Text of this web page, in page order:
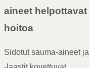
aineet helpottavat
hoitoa
Sidotut sauma-aineet ja